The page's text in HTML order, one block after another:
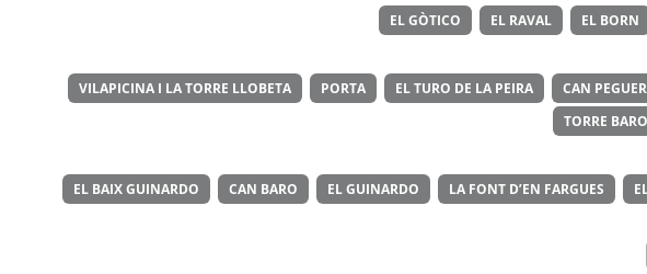
EL GÒTICO EL RAVAL EL BORN
VILAPICINA I LA TORRE LLOBETA PORTA EL TURO DE LA PEIRA CAN
TORRE BARO
EL BAIX GUINARDO CAN BARO EL GUINARDO LA FONT D’EN FARGUES